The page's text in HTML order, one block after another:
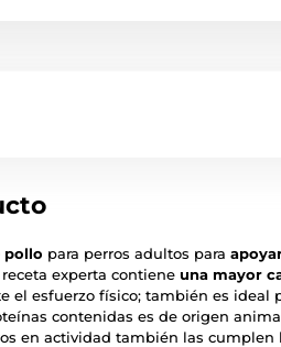
pollo para perros adultos para
receta experta contiene una mayor
el esfuerzo físico; también es ideal
contenidas es de origen
en actividad también las cumplen